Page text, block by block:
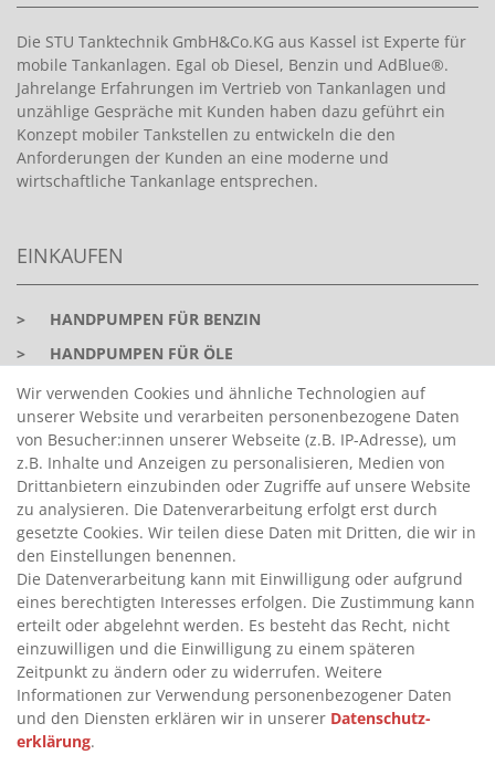
Die STU Tanktechnik GmbH&Co.KG aus Kassel ist Experte für
mobile Tankanlagen. Egal ob Diesel, Benzin und AdBlue®.
Jahrelange Erfahrungen im Vertrieb von Tankanlagen und
unzählige Gespräche mit Kunden haben dazu geführt ein
Konzept mobiler Tankstellen zu entwickeln die den
Anforderungen der Kunden an eine moderne und
wirtschaftliche Tankanlage entsprechen.
EINKAUFEN
>
HANDPUMPEN FÜR BENZIN
>
HANDPUMPEN FÜR ÖLE
>
TANKANLAGEN
>
ADBLUE® BETANKUNG
INFORMATIONEN
>
FAQ
>
VERTRAG WIDERRUFEN
>
WIDERRUFSRECHT
>
WIDERRUFSFORMULAR
>
IMPRESSUM
>
DATENSCHUTZERKLÄRUNG
Wir verwenden Cookies und ähnliche Technologien auf
unserer Website und verarbeiten personenbezogene Daten
von Besucher:innen unserer Webseite (z.B. IP-Adresse), um
z.B. Inhalte und Anzeigen zu personalisieren, Medien von
Drittanbietern einzubinden oder Zugriffe auf unsere Website
zu analysieren. Die Datenverarbeitung erfolgt erst durch
gesetzte Cookies. Wir teilen diese Daten mit Dritten, die wir in
den Einstellungen benennen.
Die Datenverarbeitung kann mit Einwilligung oder aufgrund
eines berechtigten Interesses erfolgen. Die Zustimmung kann
erteilt oder abgelehnt werden. Es besteht das Recht, nicht
einzuwilligen und die Einwilligung zu einem späteren
Zeitpunkt zu ändern oder zu widerrufen. Weitere
Informationen zur Verwendung personenbezogener Daten
und den Diensten erklären wir in unserer Daten­schutz­
erklärung.